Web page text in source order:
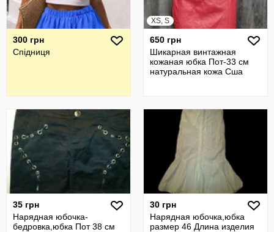
300 грн
Спідниця
XS, S
650 грн
Шикарная винтажная
кожаная юбка Пот-33 см
натуральная кожа Сша
35 грн
Нарядная юбочка-
бедровка,юбка Пот 38 см
30 грн
Нарядная юбочка,юбка
размер 46 Длина изделия